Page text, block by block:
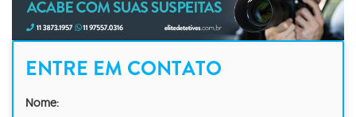
ENTRE EM CONTATO
Nome: